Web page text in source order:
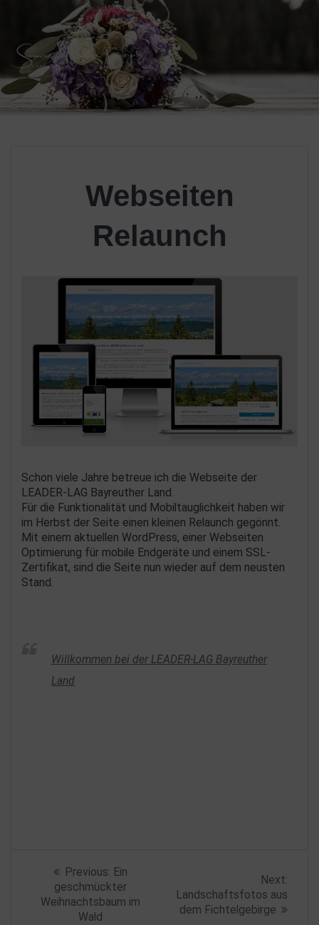
Skip
to
content
Webseiten
Relaunch
Schon viele Jahre betreue ich die Webseite der
LEADER-LAG Bayreuther Land.
Für die Funktionalität und Mobiltauglichkeit haben wir
im Herbst der Seite einen kleinen Relaunch gegönnt.
Mit einem aktuellen WordPress, einer Webseiten
Optimierung für mobile Endgeräte und einem SSL-
Zertifikat, sind die Seite nun wieder auf dem neusten
Stand.
Willkommen bei der LEADER-LAG Bayreuther
Land
Beitragsnavigation
Previous: Previous
post:
Ein
geschmückter
Weihnachtsbaum im
Wald
Next:
Landschaftsfotos aus
dem Fichtelgebirge